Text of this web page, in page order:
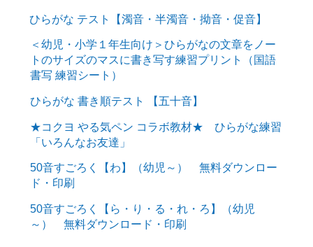
ひらがな テスト【濁音・半濁音・拗音・促音】
＜幼児・小学１年生向け＞ひらがなの文章をノー
トのサイズのマスに書き写す練習プリント（国語
書写 練習シート）
ひらがな 書き順テスト 【五十音】
★コクヨ やる気ペン コラボ教材★ ひらがな練習
「いろんなお友達」
50音すごろく【わ】（幼児～） 無料ダウンロー
ド・印刷
50音すごろく【ら・り・る・れ・ろ】（幼児
～） 無料ダウンロード・印刷